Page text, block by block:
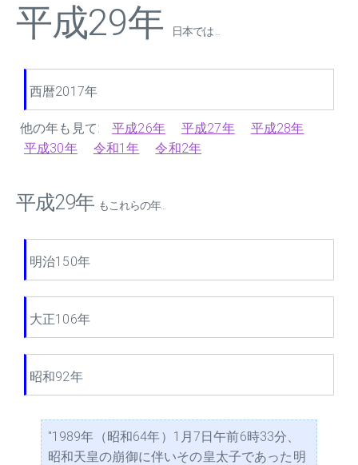
平成29年 日本では ...
西暦2017年
他の年も見て: 平成26年 平成27年
平成28年
平成30年
令和1年 令和2年
平成29年 もこれらの年...
明治150年
大正106年
昭和92年
"1989年（昭和64年）1月7日午前6時33分、
昭和天皇の崩御に伴いその皇太子であった明